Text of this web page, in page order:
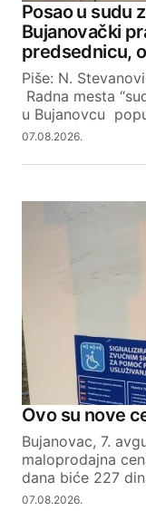
Posao u sudu
Bujanovački
predsednicu,
Piše: N.
Radna mesta
u Bujanovcu
07.08.2026.
Ovo su nove
Bujanovac, 7.
maloprodajna
dana biće 227
07.08.2026.